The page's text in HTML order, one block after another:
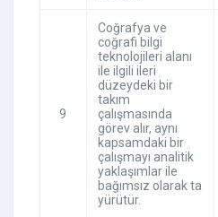
9
Coğrafya ve
coğrafi bilgi
teknolojileri alanı
ile ilgili ileri
düzeydeki bir
takım
çalışmasında
görev alır, aynı
kapsamdaki bir
çalışmayı analitik
yaklaşımlar ile
bağımsız olarak ta
yürütür.